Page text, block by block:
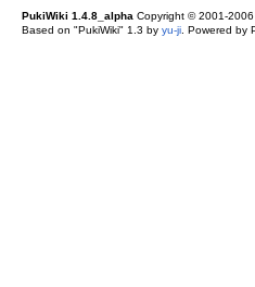
PukiWiki 1.4.8_alpha Copyright © 2001-2006
Based on "PukiWiki" 1.3 by yu-ji. Powered by